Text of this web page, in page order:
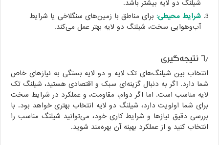
شیلنگ دو لایه بیشتر باشد.
شرایط محیطی: برای مناطق با زمین‌های سنگلاخی یا شرایط
آب‌وهوایی سخت، شیلنگ دو لایه بهتر عمل می‌کند.
۶٫ نتیجه‌گیری
انتخاب بین شیلنگ‌های تک لایه و دو لایه بستگی به نیازهای خاص
شما دارد. اگر به دنبال گزینه‌ای سبک و اقتصادی هستید، شیلنگ تک
لایه مناسب است. اما اگر دوام، مقاومت، و عملکرد در شرایط سخت
برای شما اولویت دارد، شیلنگ دو لایه انتخاب بهتری خواهد بود. با
بررسی دقیق نیازها و شرایط کاری خود، می‌توانید شیلنگ مناسب را
انتخاب کنید و از عملکرد بهینه آن بهره‌مند شوید.